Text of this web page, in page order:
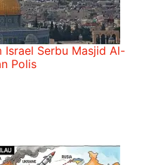
Israel Serbu Masjid Al-
Polis